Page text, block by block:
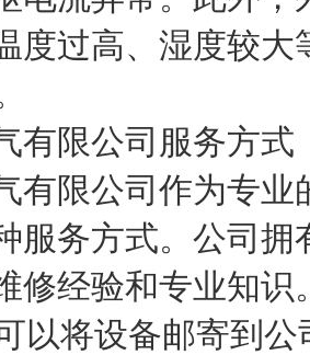
度过高、湿度较
有限公司服务方式
有限公司作为专
服务方式。公司
修经验和专业知
以将设备邮寄到